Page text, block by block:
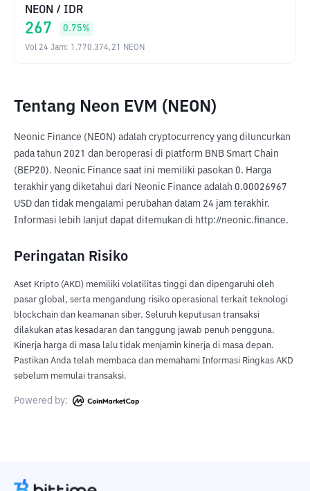
NEON / IDR
267 0.75%
Vol 24 Jam: 1.770.374,21 NEON
Tentang Neon EVM (NEON)
Neonic Finance (NEON) adalah cryptocurrency yang diluncurkan
pada tahun 2021 dan beroperasi di platform BNB Smart Chain
(BEP20). Neonic Finance saat ini memiliki pasokan 0. Harga
terakhir yang diketahui dari Neonic Finance adalah 0.00026967
USD dan tidak mengalami perubahan dalam 24 jam terakhir.
Informasi lebih lanjut dapat ditemukan di http://neonic.finance.
Peringatan Risiko
Aset Kripto (AKD) memiliki volatilitas tinggi dan dipengaruhi oleh
pasar global, serta mengandung risiko operasional terkait teknologi
blockchain dan keamanan siber. Seluruh keputusan transaksi
dilakukan atas kesadaran dan tanggung jawab penuh pengguna.
Kinerja harga di masa lalu tidak menjamin kinerja di masa depan.
Pastikan Anda telah membaca dan memahami Informasi Ringkas AKD
sebelum memulai transaksi.
Powered by: